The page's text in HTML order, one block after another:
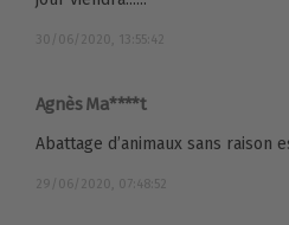
30/06/2020, 13:55:42
Agnès Ma****t
Abattage d’animaux sans raison
29/06/2020, 07:48:52